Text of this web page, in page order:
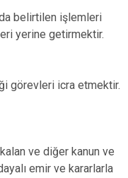
belirtilen işlemleri
yerine getirmektir.
görevleri icra etmektir.
ve diğer kanun ve
emir ve kararlarla